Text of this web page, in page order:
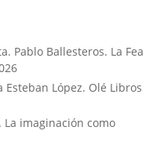
Pablo Ballesteros. La Fea
López. Olé Libros
La imaginación como